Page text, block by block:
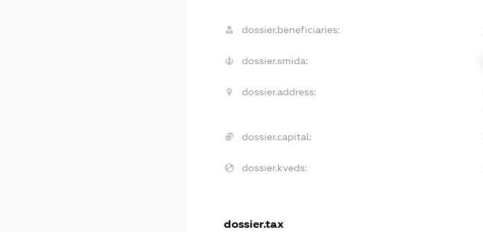
dossier.beneficiaries:
dossier.smida:
dossier.address:
dossier.capital:
dossier.kveds:
dossier.tax